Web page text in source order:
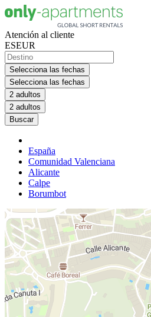
Atención al cliente
ESEUR
Selecciona las fechas
Selecciona las fechas
2 adultos
2 adultos
Buscar
España
Comunidad Valenciana
Alicante
Calpe
Borumbot